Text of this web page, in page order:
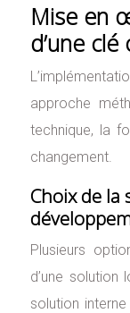
Mise en
d’une
approche
technique, la
changement.
Choix de
Plusieurs
d’une solution
solution